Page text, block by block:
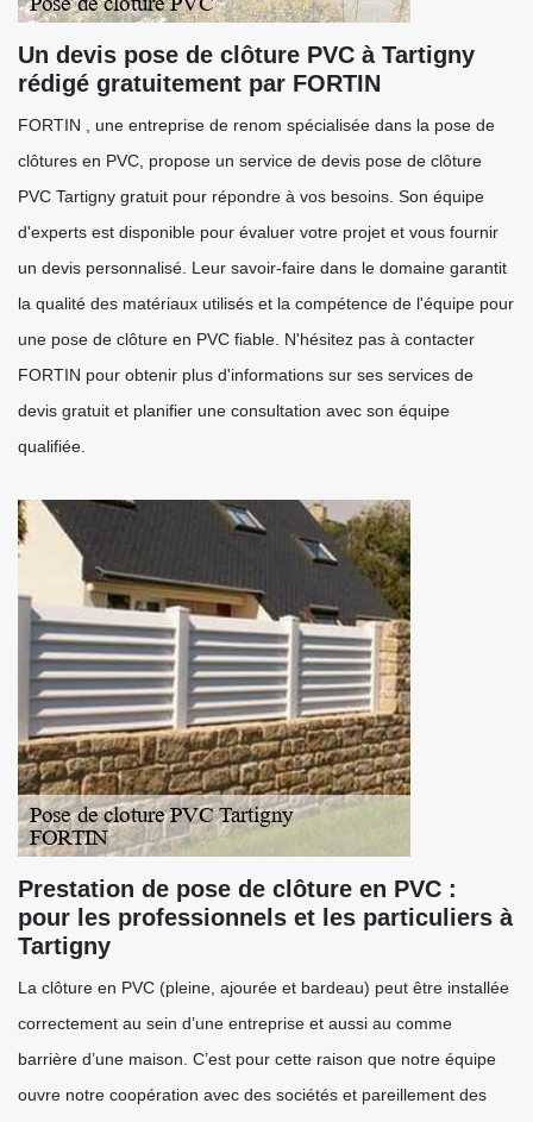
Un devis pose de clôture PVC à Tartigny
rédigé gratuitement par FORTIN
FORTIN , une entreprise de renom spécialisée dans la pose de
clôtures en PVC, propose un service de devis pose de clôture
PVC Tartigny gratuit pour répondre à vos besoins. Son équipe
d'experts est disponible pour évaluer votre projet et vous fournir
un devis personnalisé. Leur savoir-faire dans le domaine garantit
la qualité des matériaux utilisés et la compétence de l'équipe pour
une pose de clôture en PVC fiable. N'hésitez pas à contacter
FORTIN pour obtenir plus d'informations sur ses services de
devis gratuit et planifier une consultation avec son équipe
qualifiée.
Prestation de pose de clôture en PVC :
pour les professionnels et les particuliers à
Tartigny
La clôture en PVC (pleine, ajourée et bardeau) peut être installée
correctement au sein d’une entreprise et aussi au comme
barrière d’une maison. C’est pour cette raison que notre équipe
ouvre notre coopération avec des sociétés et pareillement des